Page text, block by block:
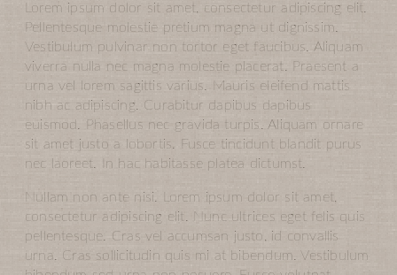
Lorem ipsum dolor sit amet, consectetur adipiscing elit.
Pellentesque molestie pretium magna ut dignissim.
Vestibulum pulvinar non tortor eget faucibus. Aliquam
viverra nulla nec magna molestie placerat. Praesent a
urna vel lorem sagittis varius. Mauris eleifend mattis
nibh ac adipiscing. Curabitur dapibus dapibus
euismod. Phasellus nec gravida turpis. Aliquam ornare
sit amet justo a lobortis. Fusce tincidunt blandit purus
nec laoreet. In hac habitasse platea dictumst.
Nullam non ante nisi. Lorem ipsum dolor sit amet,
consectetur adipiscing elit. Nunc ultrices eget felis quis
pellentesque. Cras vel accumsan justo, id convallis
urna. Cras sollicitudin quis mi at bibendum. Vestibulum